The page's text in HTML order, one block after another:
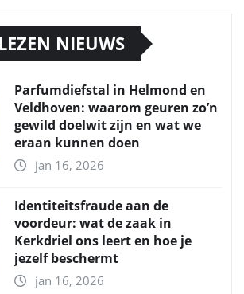
NIEUWS
Parfumdiefstal in Helmond en
Veldhoven: waarom geuren zo’n
gewild doelwit zijn en wat we
eraan kunnen doen
jan 16, 2026
Identiteitsfraude aan de
voordeur: wat de zaak in
Kerkdriel ons leert en hoe je
jezelf beschermt
jan 16, 2026